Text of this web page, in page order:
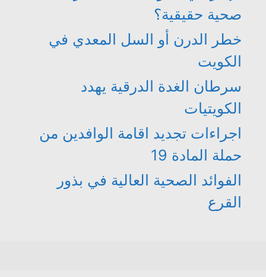
صحية حقيقية؟
خطر الدرن أو السل المعدي في
الكويت
سرطان الغدة الدرقية يهدد
الكويتيات
اجراءات تجديد اقامة الوافدين من
حملة المادة 19
الفوائد الصحية العالية في بذور
القرع